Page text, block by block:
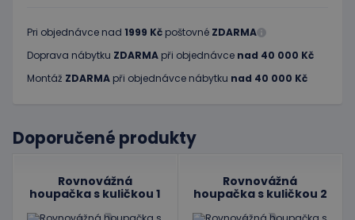
Pri objednávce nad 1999 Kč poštovné ZDARMA
Doprava nábytku ZDARMA při objednávce nad 40 000 Kč
Montáž ZDARMA při objednávce nábytku nad 40 000 Kč
Doporučené produkty
Rovnovážná
houpačka s kuličkou 1
Rovnovážná
houpačka s kuličkou 2